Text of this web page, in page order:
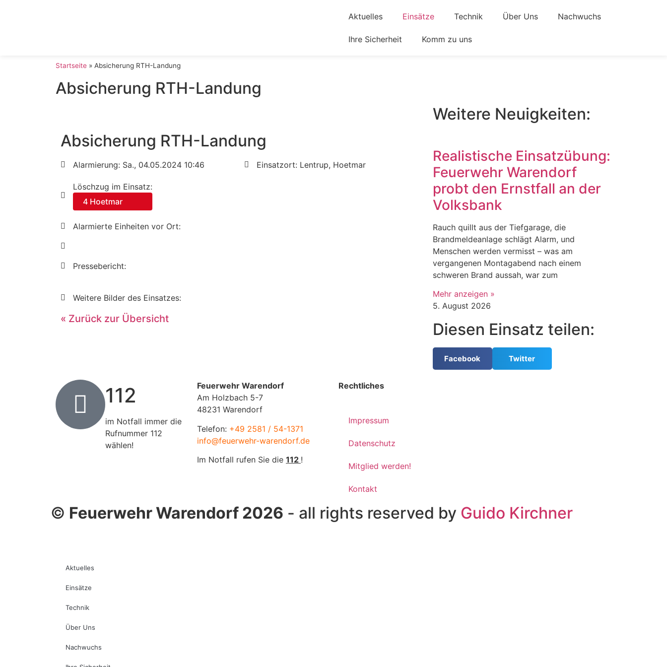
Aktuelles Einsätze Technik Über Uns Nachwuchs
Ihre Sicherheit Komm zu uns
Startseite » Absicherung RTH-Landung
Absicherung RTH-Landung
Absicherung RTH-Landung
Alarmierung: Sa., 04.05.2024 10:46 Einsatzort: Lentrup, Hoetmar
Löschzug im Einsatz:
4 Hoetmar
Alarmierte Einheiten vor Ort:
Pressebericht:
Weitere Bilder des Einsatzes:
« Zurück zur Übersicht
Weitere Neuigkeiten:
Realistische Einsatzübung:
Feuerwehr Warendorf
probt den Ernstfall an der
Volksbank
Rauch quillt aus der Tiefgarage, die
Brandmeldeanlage schlägt Alarm, und
Menschen werden vermisst – was am
vergangenen Montagabend nach einem
schweren Brand aussah, war zum
Mehr anzeigen »
5. August 2026
Diesen Einsatz teilen:
Facebook Twitter
112
im Notfall immer die
Rufnummer 112
wählen!
Feuerwehr Warendorf
Am Holzbach 5-7
48231 Warendorf
Telefon: +49 2581 / 54-1371
info@feuerwehr-warendorf.de
Im Notfall rufen Sie die 112 !
Rechtliches
Impressum
Datenschutz
Mitglied werden!
Kontakt
© Feuerwehr Warendorf 2026 - all rights reserved by Guido Kirchner
Aktuelles
Einsätze
Technik
Über Uns
Nachwuchs